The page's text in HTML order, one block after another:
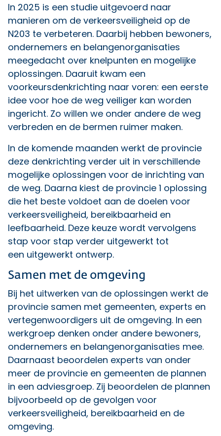
In 2025 is een studie uitgevoerd naar
manieren om de verkeersveiligheid op de
N203 te verbeteren. Daarbij hebben bewoners,
ondernemers en belangenorganisaties
meegedacht over knelpunten en mogelijke
oplossingen. Daaruit kwam een
voorkeursdenkrichting naar voren: een eerste
idee voor hoe de weg veiliger kan worden
ingericht. Zo willen we onder andere de weg
verbreden en de bermen ruimer maken.
In de komende maanden werkt de provincie
deze denkrichting verder uit in verschillende
mogelijke oplossingen voor de inrichting van
de weg. Daarna kiest de provincie 1 oplossing
die het beste voldoet aan de doelen voor
verkeersveiligheid, bereikbaarheid en
leefbaarheid. Deze keuze wordt vervolgens
stap voor stap verder uitgewerkt tot
een uitgewerkt ontwerp.
Samen met de omgeving
Bij het uitwerken van de oplossingen werkt de
provincie samen met gemeenten, experts en
vertegenwoordigers uit de omgeving. In een
werkgroep denken onder andere bewoners,
ondernemers en belangenorganisaties mee.
Daarnaast beoordelen experts van onder
meer de provincie en gemeenten de plannen
in een adviesgroep. Zij beoordelen de plannen
bijvoorbeeld op de gevolgen voor
verkeersveiligheid, bereikbaarheid en de
omgeving.